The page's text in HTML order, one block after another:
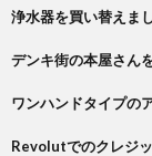
浄水器を買い替えま
デンキ街の本屋さん
ワンハンドタイプの
Revolutでのクレジ